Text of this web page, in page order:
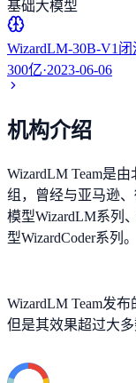
基础大模型
WizardLM-30B-V1 闭
300亿·2023-06-06
机构介绍
WizardLM Team是
组，曾经与亚马逊
模型WizardLM系列
型WizardCoder系列。
WizardLM Team发
但是其效果超过大